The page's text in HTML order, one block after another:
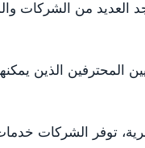
العديد من الشركات
الذين
توفر الشركات